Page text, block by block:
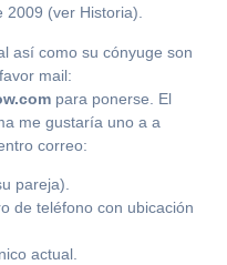
2009 (ver Historia).
así como su cónyuge son
mail:
para ponerse. El
me gustaría uno a a
correo:
pareja).
de teléfono con ubicación
actual.